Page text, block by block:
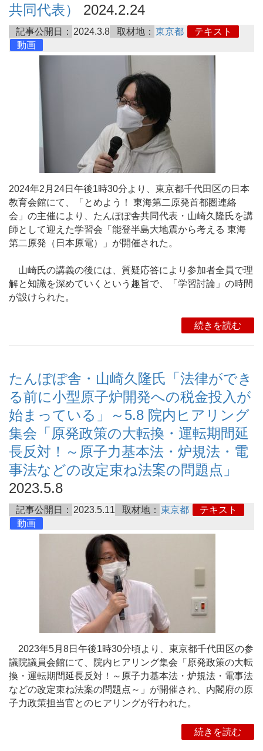
共同代表）
2024.2.24
記事公開日： 2024.3.8 取材地： 東京都
テキスト
動画
2024年2月24日午後1時30分より、東京都千代田区の日本
教育会館にて、「とめよう！ 東海第二原発首都圏連絡
会」の主催により、たんぽぽ舎共同代表・山崎久隆氏を講
師として迎えた学習会「能登半島大地震から考える 東海
第二原発（日本原電）」が開催された。
山崎氏の講義の後には、質疑応答により参加者全員で理
解と知識を深めていくという趣旨で、「学習討論」の時間
が設けられた。
続きを読む
たんぽぽ舎・山崎久隆氏「法律ができ
る前に小型原子炉開発への税金投入が
始まっている」～5.8 院内ヒアリング
集会「原発政策の大転換・運転期間延
長反対！～原子力基本法・炉規法・電
事法などの改定束ね法案の問題点」
2023.5.8
記事公開日： 2023.5.11 取材地： 東京都
テキスト
動画
2023年5月8日午後1時30分頃より、東京都千代田区の参
議院議員会館にて、院内ヒアリング集会「原発政策の大転
換・運転期間延長反対！～原子力基本法・炉規法・電事法
などの改定束ね法案の問題点～」が開催され、内閣府の原
子力政策担当官とのヒアリングが行われた。
続きを読む